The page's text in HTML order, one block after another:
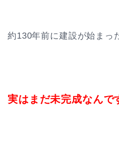
約130年前に建設が始まっ
実はまだ未完成なんで